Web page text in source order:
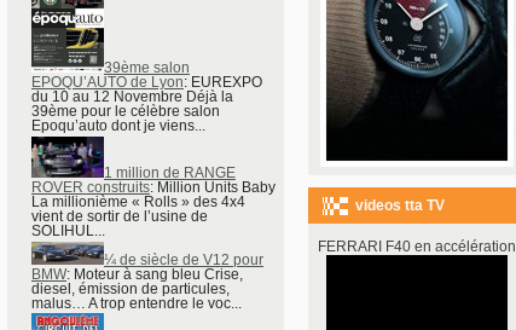
39ème salon
EPOQU’AUTO de Lyon: EUREXPO
du 10 au 12 Novembre Déjà la
39ème pour le célèbre salon
Epoqu’auto dont je viens...
1 million de RANGE
ROVER construits: Million Units Baby
La millionième « Rolls » des 4x4
vient de sortir de l’usine de
SOLIHUL...
¼ de siècle de V12 pour
BMW: Moteur à sang bleu Crise,
diesel, émission de particules,
malus… A trop entendre le voc...
videos tta TV
FERRARI F40 en accélération